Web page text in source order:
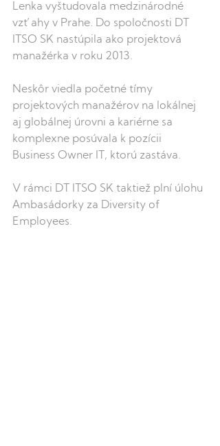
Lenka vyštudovala medzinárodné
vzťahy v Prahe. Do spoločnosti DT
ITSO SK nastúpila ako projektová
manažérka v roku 2013.
Neskôr viedla početné tímy
projektových manažérov na lokálnej
aj globálnej úrovni a kariérne sa
komplexne posúvala k pozícii
Business Owner IT, ktorú zastáva.
V rámci DT ITSO SK taktiež plní úlohu
Ambasádorky za Diversity of
Employees.